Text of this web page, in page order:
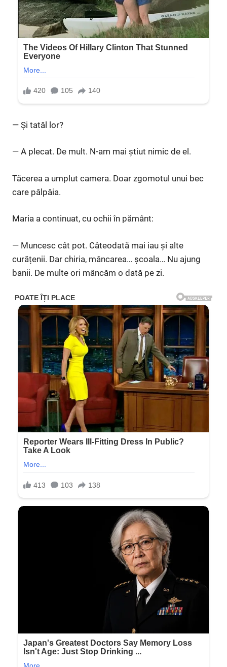
— Și tatăl lor?
— A plecat. De mult. N-am mai știut nimic de el.
Tăcerea a umplut camera. Doar zgomotul unui bec
care pâlpâia.
Maria a continuat, cu ochii în pământ:
— Muncesc cât pot. Câteodată mai iau și alte
curățenii. Dar chiria, mâncarea… școala… Nu ajung
banii. De multe ori mâncăm o dată pe zi.